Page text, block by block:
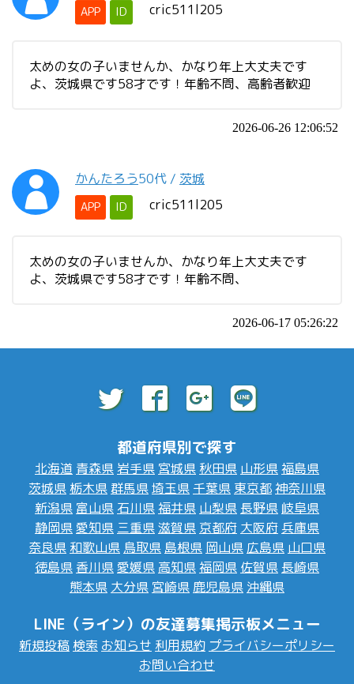
APP ID cric511l205
太めの女の子いませんか、かなり年上大丈夫です
よ、茨城県です58才です！年齢不問、高齢者歓迎
2026-06-26 12:06:52
かんたろう50代 / 茨城
APP ID cric511l205
太めの女の子いませんか、かなり年上大丈夫です
よ、茨城県です58才です！年齢不問、
2026-06-17 05:26:22
都道府県別で探す
北海道 青森県 岩手県 宮城県 秋田県 山形県福島県
茨城県 栃木県群馬県埼玉県 千葉県 東京都神奈川県
新潟県 富山県 石川県福井県 山梨県 長野県 岐阜県
静岡県愛知県 三重県滋賀県 京都府 大阪府 兵庫県
奈良県 和歌山県 鳥取県 島根県 岡山県 広島県 山口県
徳島県 香川県愛媛県 高知県福岡県 佐賀県 長崎県
熊本県 大分県 宮崎県 鹿児島県 沖縄県
LINE（ライン）の友達募集掲示板メニュー
新規投稿 検索 お知らせ 利用規約 プライバシーポリシー
お問い合わせ